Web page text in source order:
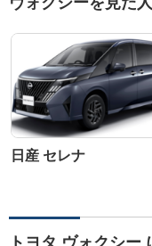
日産 セレナ